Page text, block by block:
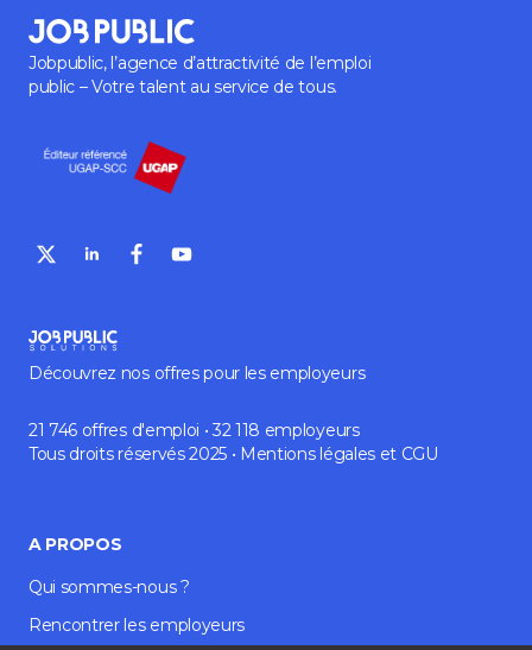
Jobpublic, l’agence d’attractivité de l’emploi
public – Votre talent au service de tous.
Découvrez nos offres pour les employeurs
21 746 offres d'emploi • 32 118 employeurs
Tous droits réservés 2025 • Mentions légaleset CGU
A PROPOS
Qui sommes-nous ?
Rencontrer les employeurs